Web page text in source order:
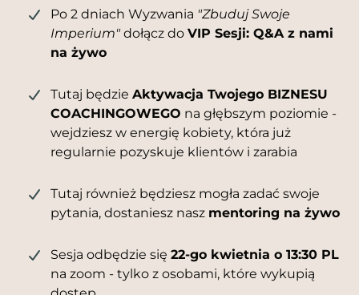
Po 2 dniach Wyzwania "Zbuduj Swoje
Imperium"dołącz do VIP Sesji: Q&A z nami
na żywo
Tutaj będzie Aktywacja Twojego BIZNESU
COACHINGOWEGO na głębszym poziomie -
wejdziesz w energię kobiety, która już
regularnie pozyskuje klientów i zarabia
Tutaj również będziesz mogła zadać swoje
pytania, dostaniesz nasz mentoring na żywo
Sesja odbędzie się 22-go kwietnia o 13:30 PL
na zoom - tylko z osobami, które wykupią